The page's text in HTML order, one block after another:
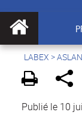
LABEX >ASLAN
Publié le 10